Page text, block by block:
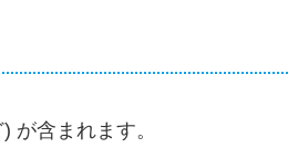
が含まれます。